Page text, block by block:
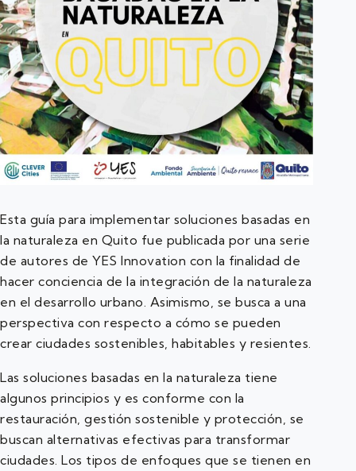
Esta guía para implementar soluciones basadas en
la naturaleza en Quito fue publicada por una serie
de autores de YES Innovation con la finalidad de
hacer conciencia de la integración de la naturaleza
en el desarrollo urbano. Asimismo, se busca a una
perspectiva con respecto a cómo se pueden
crear ciudades sostenibles, habitables y resientes.
Las soluciones basadas en la naturaleza tiene
algunos principios y es conforme con la
restauración, gestión sostenible y protección, se
buscan alternativas efectivas para transformar
ciudades. Los tipos de enfoques que se tienen en